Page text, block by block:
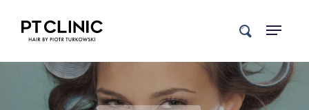
search